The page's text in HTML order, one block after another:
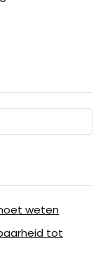
weten
tot